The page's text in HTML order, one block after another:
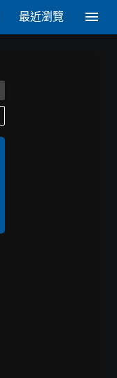
最近瀏覽